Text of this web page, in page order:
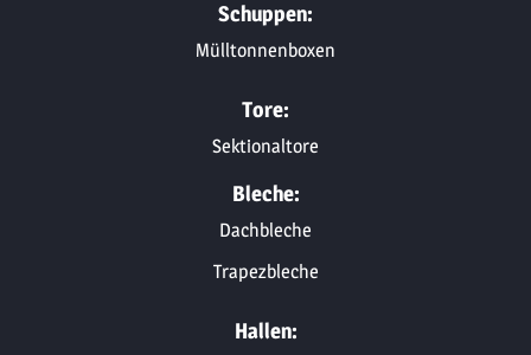
Schuppen:
Mülltonnenboxen
Tore:
Sektionaltore
Bleche:
Dachbleche
Trapezbleche
Hallen: